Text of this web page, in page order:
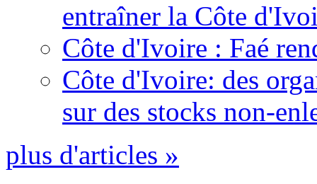
entraîner la Côte
Côte d'Ivoire : Faé
Côte d'Ivoire: des
sur des stocks non-
plus d'articles »